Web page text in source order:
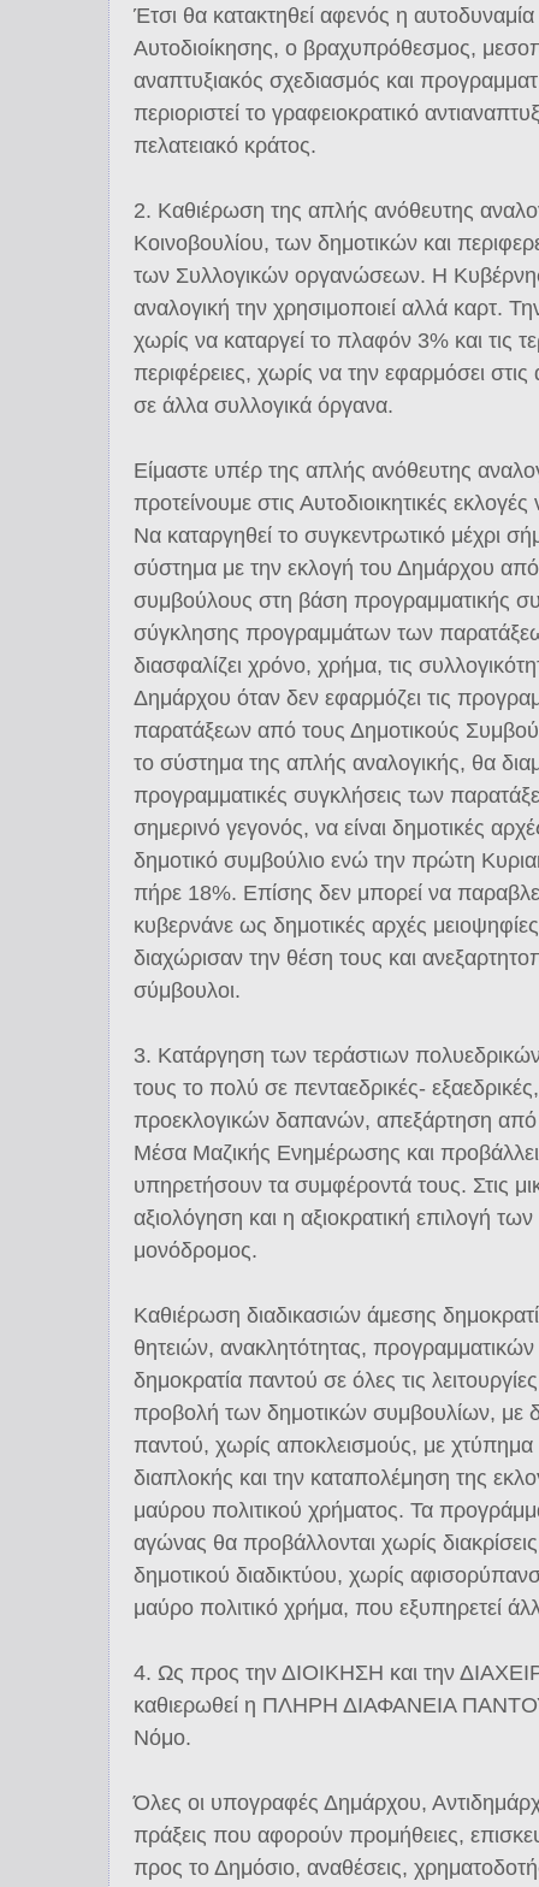
Έτσι θα κατακτηθεί αφενός η
Αυτοδιοίκησης, ο βραχυπρόθεσμος,
αναπτυξιακός σχεδιασμός και
περιοριστεί το γραφειοκρατικό
πελατειακό κράτος.
2. Καθιέρωση της απλής ανόθευτης
Κοινοβουλίου, των δημοτικών και
των Συλλογικών οργανώσεων. Η
αναλογική την χρησιμοποιεί αλλά καρτ.
χωρίς να καταργεί το πλαφόν 3% και τις
περιφέρειες, χωρίς να την εφαρμόσει στις
σε άλλα συλλογικά όργανα.
Είμαστε υπέρ της απλής ανόθευτης
προτείνουμε στις Αυτοδιοικητικές
Να καταργηθεί το συγκεντρωτικό μέχρι
σύστημα με την εκλογή του Δημάρχου
συμβούλους στη βάση προγραμματικής
σύγκλησης προγραμμάτων των
διασφαλίζει χρόνο, χρήμα, τις
Δημάρχου όταν δεν εφαρμόζει τις
παρατάξεων από τους Δημοτικούς
το σύστημα της απλής αναλογικής, θα
προγραμματικές συγκλήσεις των
σημερινό γεγονός, να είναι δημοτικές
δημοτικό συμβούλιο ενώ την πρώτη
πήρε 18%. Επίσης δεν μπορεί να
κυβερνάνε ως δημοτικές αρχές μειοψηφίες
διαχώρισαν την θέση τους και
σύμβουλοι.
3. Κατάργηση των τεράστιων
τους το πολύ σε πενταεδρικές-
προεκλογικών δαπανών, απεξάρτηση από
Μέσα Μαζικής Ενημέρωσης και
υπηρετήσουν τα συμφέροντά τους. Στις
αξιολόγηση και η αξιοκρατική επιλογή
μονόδρομος.
Καθιέρωση διαδικασιών άμεσης
θητειών, ανακλητότητας,
δημοκρατία παντού σε όλες τις
προβολή των δημοτικών συμβουλίων, με
παντού, χωρίς αποκλεισμούς, με χτύπημα
διαπλοκής και την καταπολέμηση της
μαύρου πολιτικού χρήματος. Τα
αγώνας θα προβάλλονται χωρίς
δημοτικού διαδικτύου, χωρίς
μαύρο πολιτικό χρήμα, που εξυπηρετεί
4. Ως προς την ΔΙΟΙΚΗΣΗ και την
καθιερωθεί η ΠΛΗΡΗ ΔΙΑΦΑΝΕΙΑ
Νόμο.
Όλες οι υπογραφές Δημάρχου,
πράξεις που αφορούν προμήθειες,
προς το Δημόσιο, αναθέσεις,